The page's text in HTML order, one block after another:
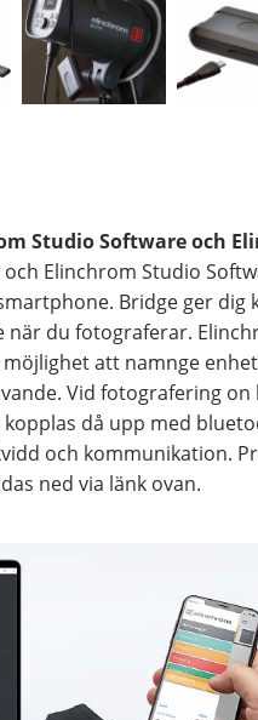
Studio Software och
Elinchrom Studio
Bridge ger
du fotograferar.
att namnge
Vid fotografering
då upp med
och kommunikation.
ned via länk ovan.